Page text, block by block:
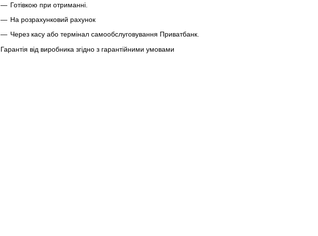
Готівкою при отриманні.
На розрахунковий рахунок
Через касу або термінал самообслуговування Приватбанк.
Гарантія від виробника згідно з гарантійними умовами